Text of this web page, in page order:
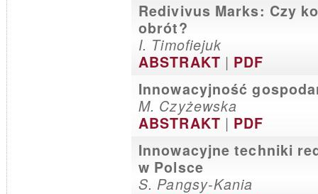
Redivivus Marks: Czy
obrót?
I. Timofiejuk
ABSTRAKT | PDF
Innowacyjność
M. Czyżewska
ABSTRAKT | PDF
Innowacyjne techniki
w Polsce
S. Pangsy-Kania